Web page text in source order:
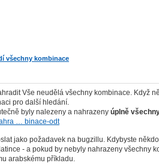
všechny kombinace
Vše neudělá všechny kombinace. Když
pro další hledání.
byly nalezeny a nahrazeny úplně
… binace-odt
jako požadavek na bugzillu. Kdybyste
- a pokud by nebyly nahrazeny všechny
arabskému příkladu.